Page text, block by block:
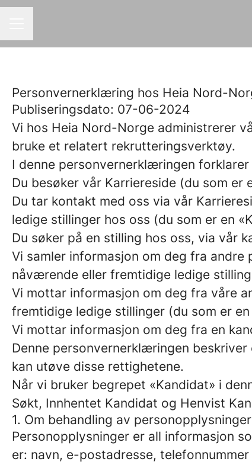
Personvernerklæring hos Heia Nord-
Publiseringsdato: 07-06-2024
Vi hos Heia Nord-Norge administrerer
bruke et relatert rekrutteringsverktøy.
I denne personvernerklæringen
Du besøker vår Karriereside (du som er
Du tar kontakt med oss via vår
ledige stillinger hos oss (du som er en
Du søker på en stilling hos oss, via vår
Vi samler informasjon om deg fra
nåværende eller fremtidige ledige
Vi mottar informasjon om deg fra våre
fremtidige ledige stillinger (du som er
Vi mottar informasjon om deg fra en
Denne personvernerklæringen
kan utøve disse rettighetene.
Når vi bruker begrepet «Kandidat» i
Søkt, Innhentet Kandidat og Henvist
1. Om behandling av personopplysninger
Personopplysninger er all informasjon
er: navn, e-postadresse,